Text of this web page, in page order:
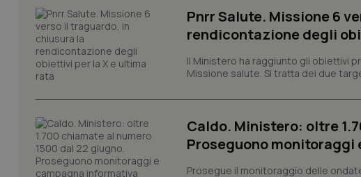
Pnrr Salute. Missione 6
rendicontazione degli
Il Ministero ha raggiunto gli obiettivi
Missione salute. Si tratta dei due
Caldo. Ministero: oltre
Proseguono
Prosegue il monitoraggio delle
tracking-sites-ironfish-
_ga